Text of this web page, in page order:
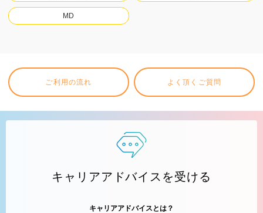
MD
ご利用の流れ よく頂くご質問
キャリアアドバイスを受ける
キャリアアドバイスとは？